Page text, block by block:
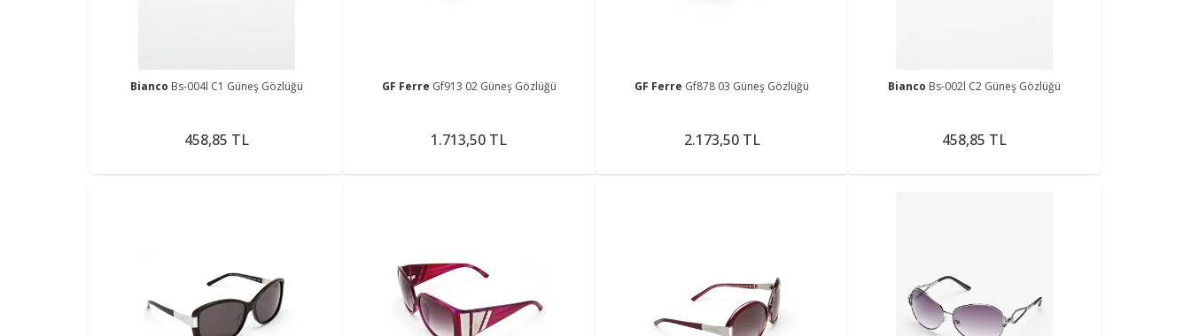
Bianco Bs-004l C1 Güneş Gözlüğü
458,85 TL
GF Ferre Gf913 02 Güneş Gözlüğü
1.713,50 TL
GF Ferre Gf878 03 Güneş Gözlüğü
2.173,50 TL
Bianco Bs-002l C2 Güneş Gözlüğü
458,85 TL